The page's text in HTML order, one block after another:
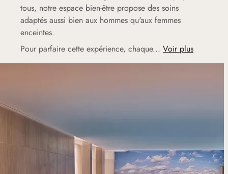
tous, notre espace bien-être propose des soins
adaptés aussi bien aux hommes qu'aux femmes
enceintes.
Pour parfaire cette expérience, chaque... Voir plus